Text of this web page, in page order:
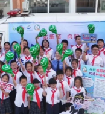
工作通知
脉
资料下载
新闻宣传
对外宣传
家
品牌栏目